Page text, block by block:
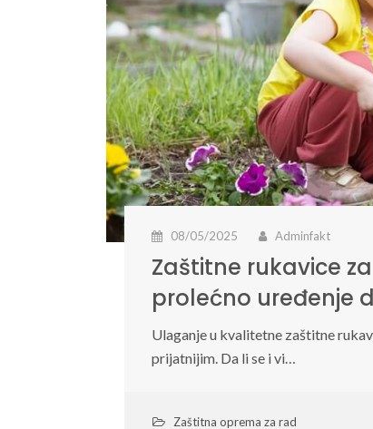
08/05/2025 Adminfakt
Zaštitne rukavice
prolećno uređenje
Ulaganje u kvalitetne zaštitne
prijatnijim. Da li se i vi…
Zaštitna oprema za rad